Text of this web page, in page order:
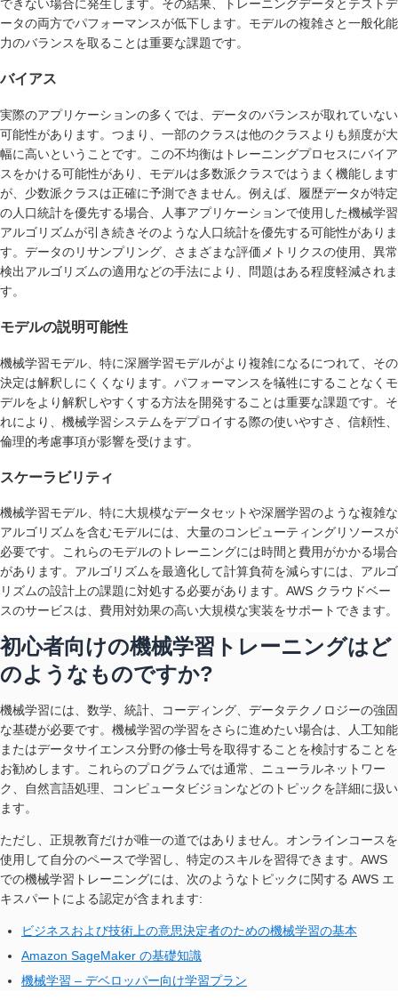
できない場合に発生します。その結果、トレーニングデータとテストデ
ータの両方でパフォーマンスが低下します。モデルの複雑さと一般化能
力のバランスを取ることは重要な課題です。
バイアス
実際のアプリケーションの多くでは、データのバランスが取れていない
可能性があります。つまり、一部のクラスは他のクラスよりも頻度が大
幅に高いということです。この不均衡はトレーニングプロセスにバイア
スをかける可能性があり、モデルは多数派クラスではうまく機能します
が、少数派クラスは正確に予測できません。例えば、履歴データが特定
の人口統計を優先する場合、人事アプリケーションで使用した機械学習
アルゴリズムが引き続きそのような人口統計を優先する可能性がありま
す。データのリサンプリング、さまざまな評価メトリクスの使用、異常
検出アルゴリズムの適用などの手法により、問題はある程度軽減されま
す。
モデルの説明可能性
機械学習モデル、特に深層学習モデルがより複雑になるにつれて、その
決定は解釈しにくくなります。パフォーマンスを犠牲にすることなくモ
デルをより解釈しやすくする方法を開発することは重要な課題です。そ
れにより、機械学習システムをデプロイする際の使いやすさ、信頼性、
倫理的考慮事項が影響を受けます。
スケーラビリティ
機械学習モデル、特に大規模なデータセットや深層学習のような複雑な
アルゴリズムを含むモデルには、大量のコンピューティングリソースが
必要です。これらのモデルのトレーニングには時間と費用がかかる場合
があります。アルゴリズムを最適化して計算負荷を減らすには、アルゴ
リズムの設計上の課題に対処する必要があります。AWS クラウドベー
スのサービスは、費用対効果の高い大規模な実装をサポートできます。
初心者向けの機械学習トレーニングはど
のようなものですか?
機械学習には、数学、統計、コーディング、データテクノロジーの強固
な基礎が必要です。機械学習の学習をさらに進めたい場合は、人工知能
またはデータサイエンス分野の修士号を取得することを検討することを
お勧めします。これらのプログラムでは通常、ニューラルネットワー
ク、自然言語処理、コンピュータビジョンなどのトピックを詳細に扱い
ます。
ただし、正規教育だけが唯一の道ではありません。オンラインコースを
使用して自分のペースで学習し、特定のスキルを習得できます。AWS
での機械学習トレーニングには、次のようなトピックに関する AWS エ
キスパートによる認定が含まれます:
ビジネスおよび技術上の意思決定者のための機械学習の基本
Amazon SageMaker の基礎知識
機械学習 – デベロッパー向け学習プラン